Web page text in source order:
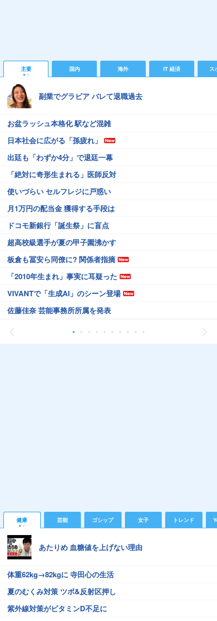
主要 国内 海外 IT 経済 ス
副業でグラビア バレて退職過去
お盆ラッシュ本格化 駅など混雑
日本社会に広がる「孫疲れ」
出廷も「わずか4分」で退廷一幕
「絶対に奇形生まれる」医師反対
使いづらい セルフレジに戸惑い
月1万円の配当金 獲得する手段は
ドコモ新銀行「誕生祭」に盲点
超高校級選手が夏の甲子園沸かす
板倉も冨安ら同僚に? 関係者指摘
「2010年生まれ」事実に耳疑った
VIVANTで「生成AI」のシーン登場
佐藤佳奈 芸能事務所所属を発表
健康 芸能 ゴシップ 女子 トレンド
あたりめ 血糖値を上げない理由
体重62kg→82kgに 寺田心の生活
夏のむくみ対策 ツボ&反射区押し
紫外線対策がビタミンD不足に